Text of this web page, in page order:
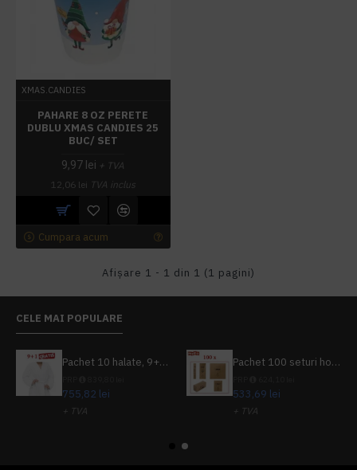
XMAS.CANDIES
PAHARE 8 OZ PERETE
DUBLU XMAS CANDIES 25
BUC/ SET
9,97 lei + TVA
12,06 lei TVA inclus
Cumpara acum
Afişare 1 - 1 din 1 (1 pagini)
CELE MAI POPULARE
Pachet 10 halate, 9+1 gratuit
755,82 lei
+ TVA
Pachet 100 seturi hoteliere, set dentar, set barbierit, casca de dus, pila unghii, set cusut
533,69 lei
+ TVA